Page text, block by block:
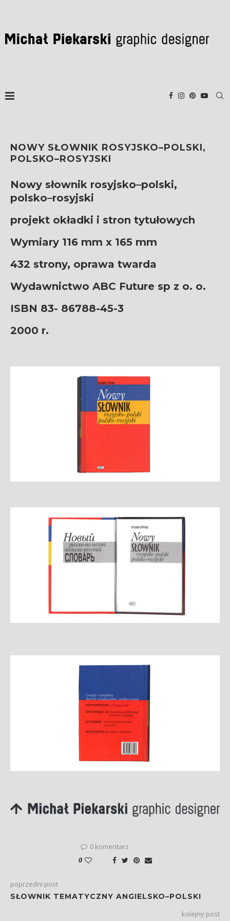
NOWY SŁOWNIK ROSYJSKO–POLSKI,
POLSKO–ROSYJSKI
Nowy słownik rosyjsko–polski,
polsko–rosyjski
projekt okładki i stron tytułowych
Wymiary 116 mm x 165 mm
432 strony, oprawa twarda
Wydawnictwo ABC Future sp z o. o.
ISBN 83- 86788-45-3
2000 r.
0 komentarz
0
poprzedni post
SŁOWNIK TEMATYCZNY ANGIELSKO–POLSKI
kolejny post